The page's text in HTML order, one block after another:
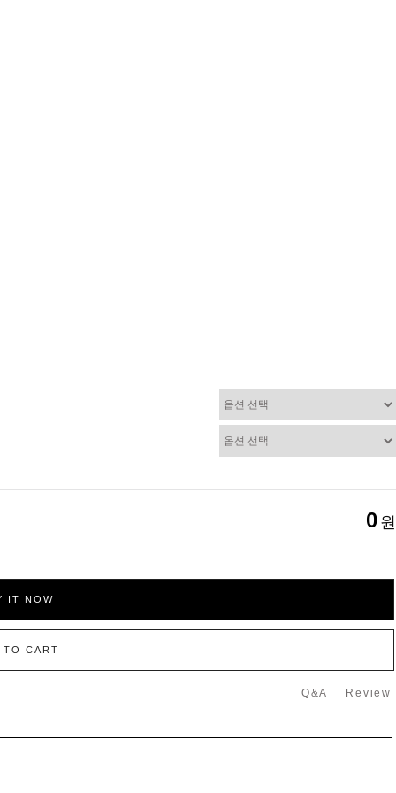
0 원
IT NOW
TO CART
Q&A Review